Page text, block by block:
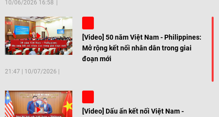
10/06/2026 16:58
[Video] 50 năm Việt Nam - Philippines:
Mở rộng kết nối nhân dân trong giai
đoạn mới
21:47 10/07/2026
[Video] Dấu ấn kết nối Việt Nam -